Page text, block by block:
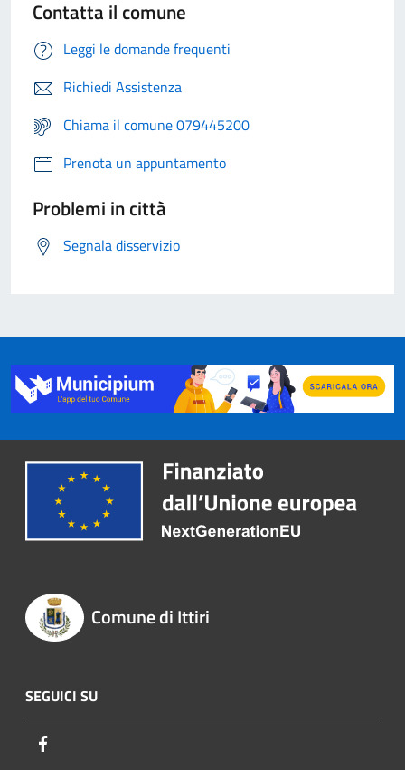
Contatta il comune
Leggi le domande frequenti
Richiedi Assistenza
Chiama il comune 079445200
Prenota un appuntamento
Problemi in città
Segnala disservizio
Comune di Ittiri
SEGUICI SU